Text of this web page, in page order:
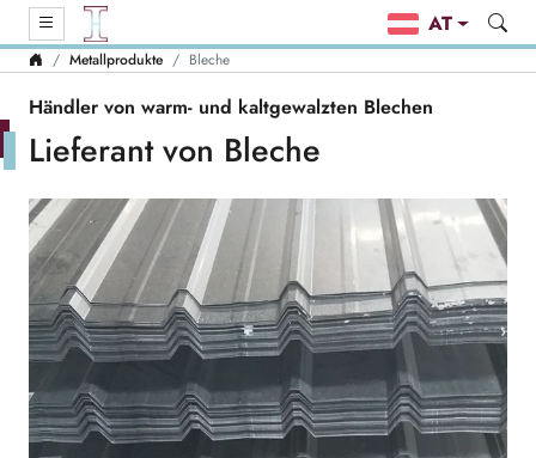
AT
Metallprodukte Bleche
Händler von warm- und kaltgewalzten Blechen
Lieferant von Bleche